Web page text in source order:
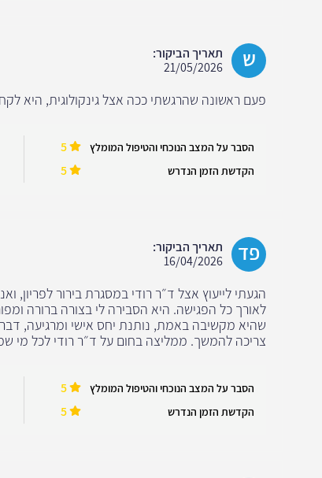
ש
תאריך הביקור:
21/05/2026
פעם ראשונה שהרגשתי ככה אצל גינקולוגית, היא
הסבר על המצב הנוכחי והטיפול המומלץ 5
הקדשת הזמן הנדרש 5
פד
תאריך הביקור:
16/04/2026
הגעתי לייעוץ אצל ד״ר רודי במסגרת בירור לפריון,
לאורך כל הפגישה. היא הסבירה לי בצורה ברורה
שהיא מקשיבה באמת, נותנת יחס אישי ומרגיעה,
צריכה להמשך. ממליצה בחום על ד״ר רודי לכל מי
הסבר על המצב הנוכחי והטיפול המומלץ 5
הקדשת הזמן הנדרש 5